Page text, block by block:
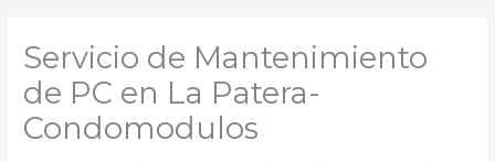
Servicio de Mantenimiento
de PC en La Patera-
Condomodulos